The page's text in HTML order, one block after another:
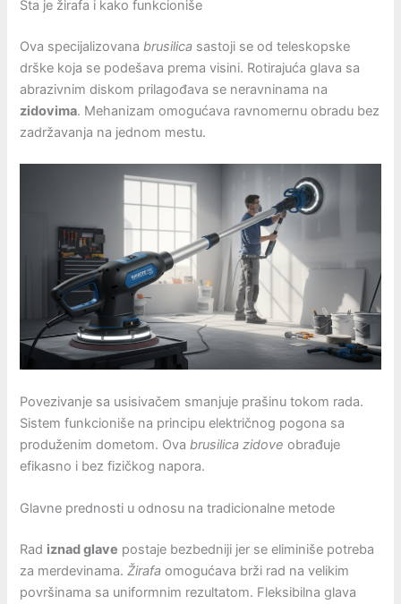
Šta je žirafa i kako funkcioniše
Ova specijalizovana brusilica sastoji se od teleskopske
drške koja se podešava prema visini. Rotirajuća glava sa
abrazivnim diskom prilagođava se neravninama na
zidovima. Mehanizam omogućava ravnomernu obradu bez
zadržavanja na jednom mestu.
Povezivanje sa usisivačem smanjuje prašinu tokom rada.
Sistem funkcioniše na principu električnog pogona sa
produženim dometom. Ovabrusilica zidove obrađuje
efikasno i bez fizičkog napora.
Glavne prednosti u odnosu na tradicionalne metode
Rad iznad glave postaje bezbedniji jer se eliminiše potreba
za merdevinama.Žirafa omogućava brži rad na velikim
površinama sa uniformnim rezultatom. Fleksibilna glava